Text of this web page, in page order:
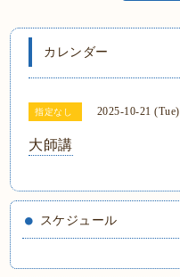
カレンダー
指定なし 2025-10-21 (Tue)
大師講
スケジュール